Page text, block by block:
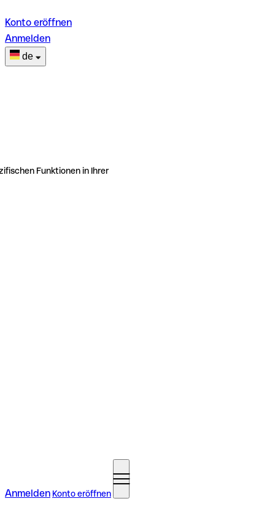
Konto eröffnen
Anmelden
de
Funktionen in Ihrer
Anmelden Konto eröffnen